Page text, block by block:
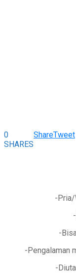
0
SHARES
ShareTweet
-Pria/
-
-Pengalaman
-